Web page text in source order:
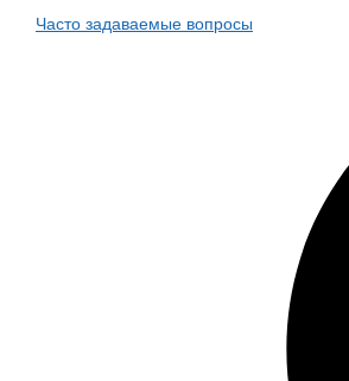
Часто задаваемые вопросы